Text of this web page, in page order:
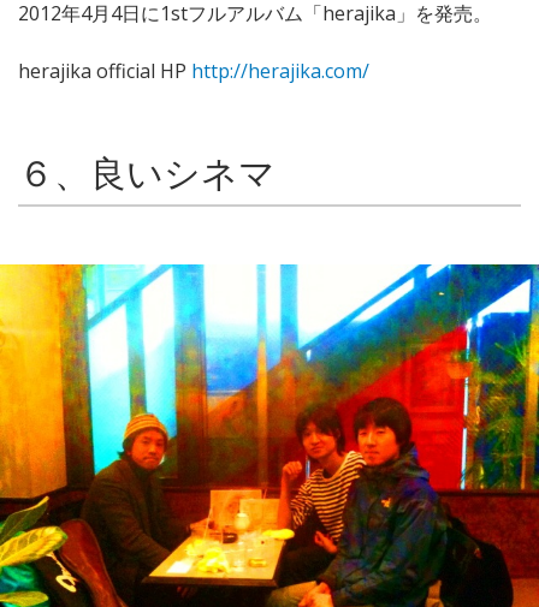
2012年4月4日に1stフルアルバム「herajika」を発売。
herajika official HP http://herajika.com/
６、良いシネマ